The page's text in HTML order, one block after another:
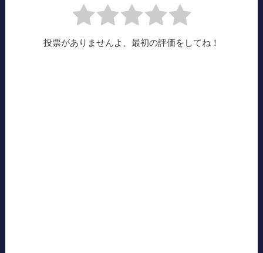
投票がありませんよ、最初の評価をしてね！